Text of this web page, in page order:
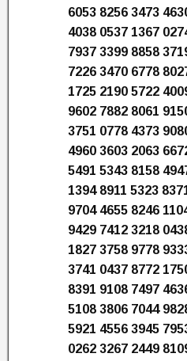
6053 8256 3473
4038 0537 1367
7937 3399 8858
7226 3470 6778
1725 2190 5722
9602 7882 8061
3751 0778 4373
4960 3603 2063
5491 5343 8158
1394 8911 5323
9704 4655 8246
9429 7412 3218
1827 3758 9778
3741 0437 8772
8391 9108 7497
5108 3806 7044
5921 4556 3945
0262 3267 2449